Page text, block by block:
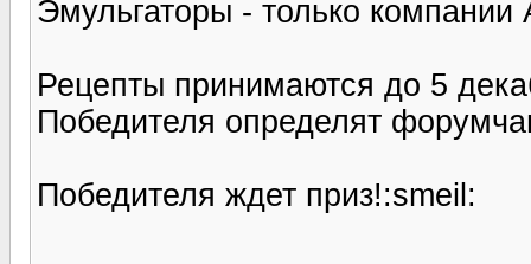
Эмульгаторы - только компании
Рецепты принимаются до 5
Победителя определят
Победителя ждет приз!:smeil: